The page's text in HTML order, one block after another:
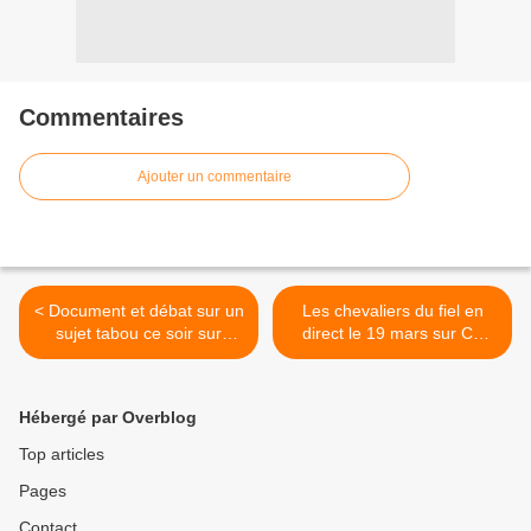
Commentaires
Ajouter un commentaire
< Document et débat sur un
sujet tabou ce soir sur
France 5, la ménopause.
Les chevaliers du fiel en
direct le 19 mars sur C8
avec le spectacle inédit Les
Hébergé par Overblog
Top articles
Pages